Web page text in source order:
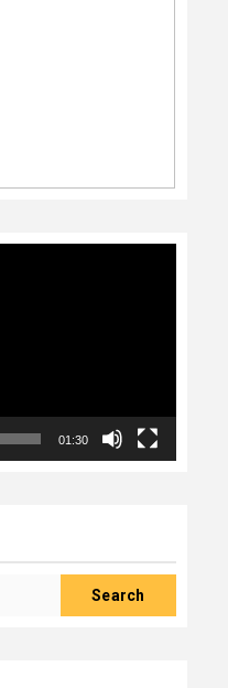
01:30
Search